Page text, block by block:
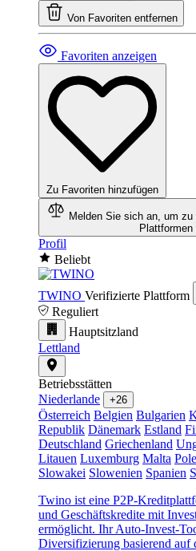
Von Favoriten entfernen
Favoriten anzeigen
Zu Favoriten hinzufügen
Melden Sie sich an, um zu
Plattformen
Profil
Beliebt
TWINO Verifizierte Plattform
Reguliert
Hauptsitzland
Lettland
Betriebsstätten
Niederlande
+26
Österreich Belgien Bulgarien
Republik Dänemark Estland
Deutschland Griechenland
Litauen Luxemburg Malta
Slowakei Slowenien Spanien
Twino ist eine P2P-
und Geschäftskredite mit
ermöglicht. Ihr Auto-Invest-
Diversifizierung basierend auf